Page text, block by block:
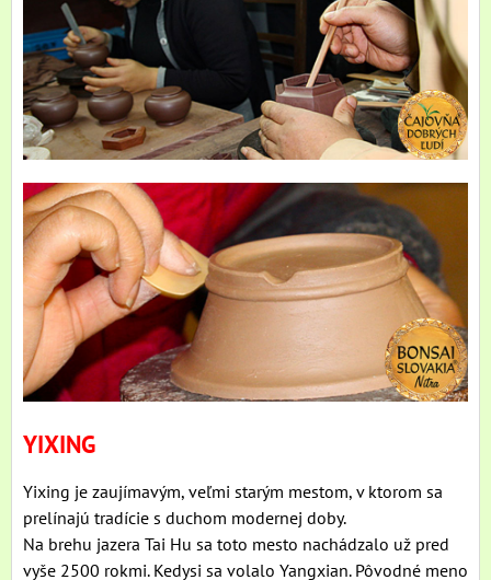
YIXING
Yixing je zaujímavým, veľmi starým mestom, v ktorom sa
prelínajú tradície s duchom modernej doby.
Na brehu jazera Tai Hu sa toto mesto nachádzalo už pred
vyše 2500 rokmi. Kedysi sa volalo Yangxian. Pôvodné meno